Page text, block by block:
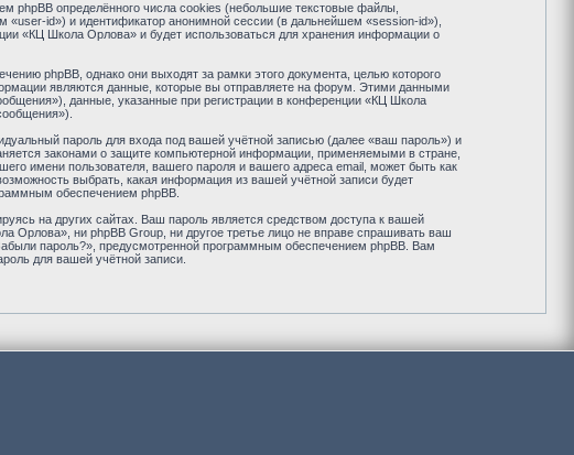
определённого числа cookies (небольшие текстовые файлы,
id») и идентификатор анонимной сессии (в дальнейшем «session-id»),
«КЦ Школа Орлова» и будет использоваться для хранения информации о
phpBB, однако они выходят за рамки этого документа, целью которого
являются данные, которые вы отправляете на форум. Этими данными
данные, указанные при регистрации в конференции «КЦ Школа
пароль для входа под вашей учётной записью (далее «ваш пароль») и
законами о защите компьютерной информации, применяемыми в стране,
имени пользователя, вашего пароля и вашего адреса email, может быть как
выбрать, какая информация из вашей учётной записи будет
обеспечением phpBB.
на других сайтах. Ваш пароль является средством доступа к вашей
Орлова», ни phpBB Group, ни другое третье лицо не вправе спрашивать ваш
пароль?», предусмотренной программным обеспечением phpBB. Вам
для вашей учётной записи.